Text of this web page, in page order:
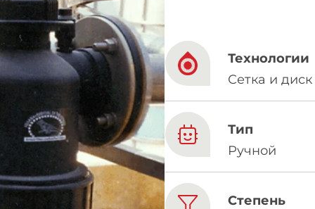
for you
Технологии
Сетка и диск
Тип
Ручной
Степень